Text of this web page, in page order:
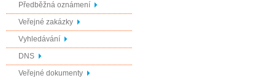
Předběžná oznámení
Veřejné zakázky
Vyhledávání
DNS
Veřejné dokumenty